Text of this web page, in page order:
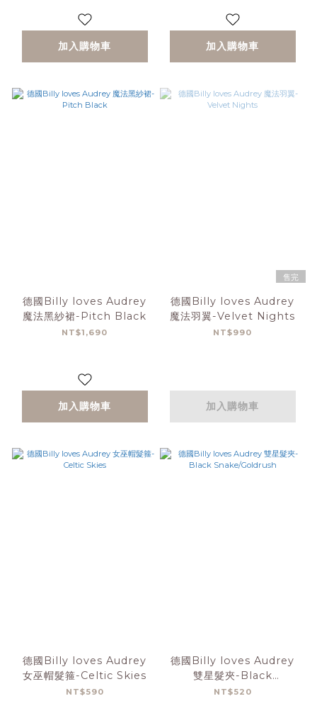
加入購物車 加入購物車
德國Billy loves Audrey
魔法黑紗裙-Pitch Black
NT$1,690
加入購物車
售完
德國Billy loves Audrey
魔法羽翼-Velvet Nights
NT$990
加入購物車
德國Billy loves Audrey
女巫帽髮箍-Celtic Skies
NT$590
德國Billy loves Audrey
雙星髮夾-Black
Snake/Goldrush
NT$520